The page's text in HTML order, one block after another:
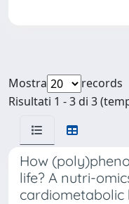
Mostra
records
Risultati 1 - 3 di 3
How
life? A nutri-
cardiometabolic